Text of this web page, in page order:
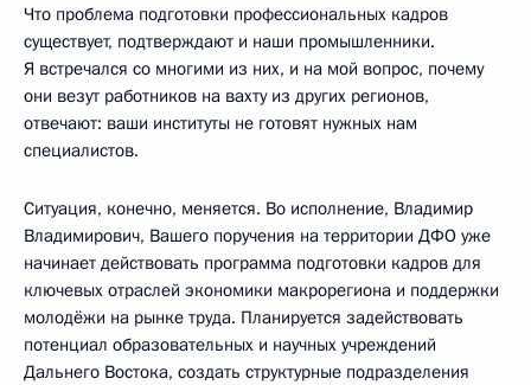
Что проблема подготовки профессиональных кадров
существует, подтверждают и наши промышленники.
Я встречался со многими из них, и на мой вопрос, почему
они везут работников на вахту из других регионов,
отвечают: ваши институты не готовят нужных нам
специалистов.
Ситуация, конечно, меняется. Во исполнение, Владимир
Владимирович, Вашего поручения на территории ДФО уже
начинает действовать программа подготовки кадров для
ключевых отраслей экономики макрорегиона и поддержки
молодёжи на рынке труда. Планируется задействовать
потенциал образовательных и научных учреждений
Дальнего Востока, создать структурные подразделения